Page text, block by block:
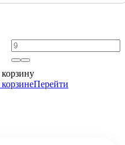
Перейти